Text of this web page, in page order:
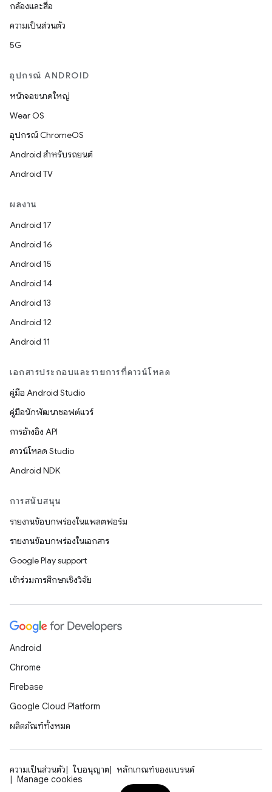
กล้องและสื่อ
ความเป็นส่วนตัว
5G
อุปกรณ์ ANDROID
หน้าจอขนาดใหญ่
Wear OS
อุปกรณ์ ChromeOS
Android สำหรับรถยนต์
Android TV
ผลงาน
Android 17
Android 16
Android 15
Android 14
Android 13
Android 12
Android 11
เอกสารประกอบและรายการที่ดาวน์โหลด
คู่มือ Android Studio
คู่มือนักพัฒนาซอฟต์แวร์
การอ้างอิง API
ดาวน์โหลด Studio
Android NDK
การสนับสนุน
รายงานข้อบกพร่องในแพลตฟอร์ม
รายงานข้อบกพร่องในเอกสาร
Google Play support
เข้าร่วมการศึกษาเชิงวิจัย
Android
Chrome
Firebase
Google Cloud Platform
ผลิตภัณฑ์ทั้งหมด
ความเป็นส่วนตัว ใบอนุญาต
หลักเกณฑ์ของแบรนด์
Manage cookies